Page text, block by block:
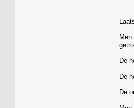
Men
De
De
De